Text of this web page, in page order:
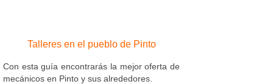
Talleres en el pueblo de Pinto
Con esta guía encontrarás la mejor oferta de
mecánicos en Pinto y sus alrededores.